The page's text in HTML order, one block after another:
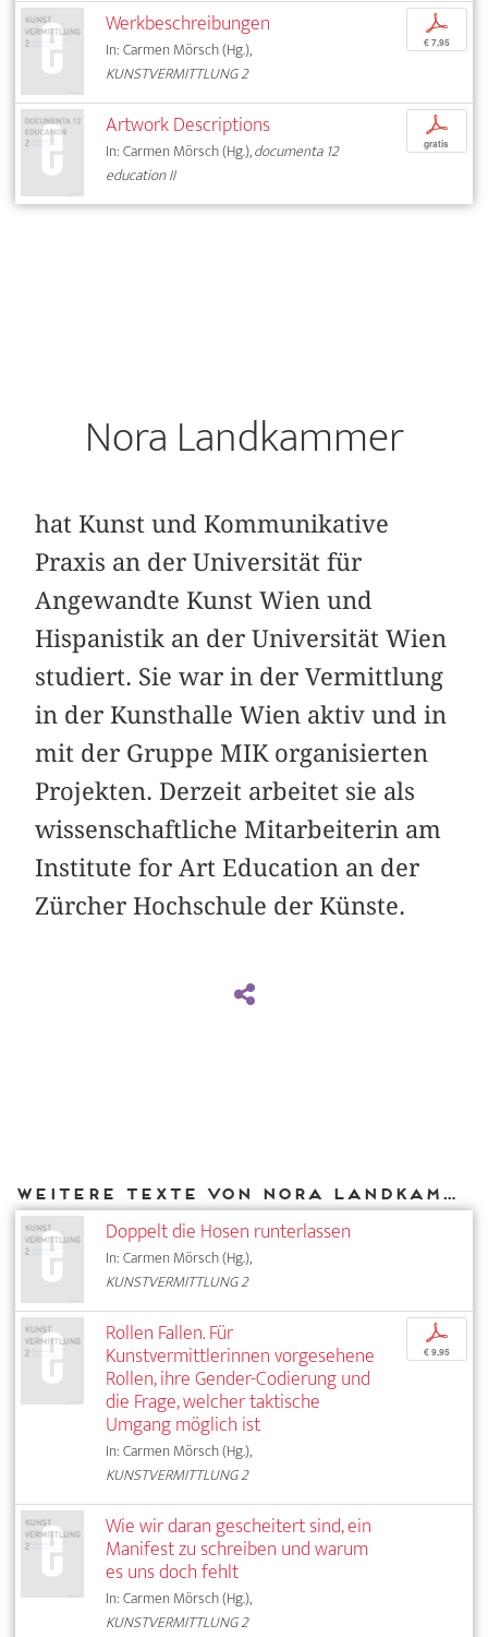
Werkbeschreibungen
In: Carmen Mörsch (Hg.),
KUNSTVERMITTLUNG 2
p
€ 7,95
Artwork Descriptions
In: Carmen Mörsch (Hg.),documenta 12
education II
p
gratis
Nora Landkammer
hat Kunst und Kommunikative
Praxis an der Universität für
Angewandte Kunst Wien und
Hispanistik an der Universität Wien
studiert. Sie war in der Vermittlung
in der Kunsthalle Wien aktiv und in
mit der Gruppe MIK organisierten
Projekten. Derzeit arbeitet sie als
wissenschaftliche Mitarbeiterin am
Institute for Art Education an der
Zürcher Hochschule der Künste.
Weitere Texte von Nora Landkammer bei DIAPHANES
Doppelt die Hosen runterlassen
In: Carmen Mörsch (Hg.),
KUNSTVERMITTLUNG 2
Rollen Fallen. Für
Kunstvermittlerinnen vorgesehene
Rollen, ihre Gender-Codierung und
die Frage, welcher taktische
Umgang möglich ist
In: Carmen Mörsch (Hg.),
KUNSTVERMITTLUNG 2
p
€ 9,95
Wie wir daran gescheitert sind, ein
Manifest zu schreiben und warum
es uns doch fehlt
In: Carmen Mörsch (Hg.),
KUNSTVERMITTLUNG 2